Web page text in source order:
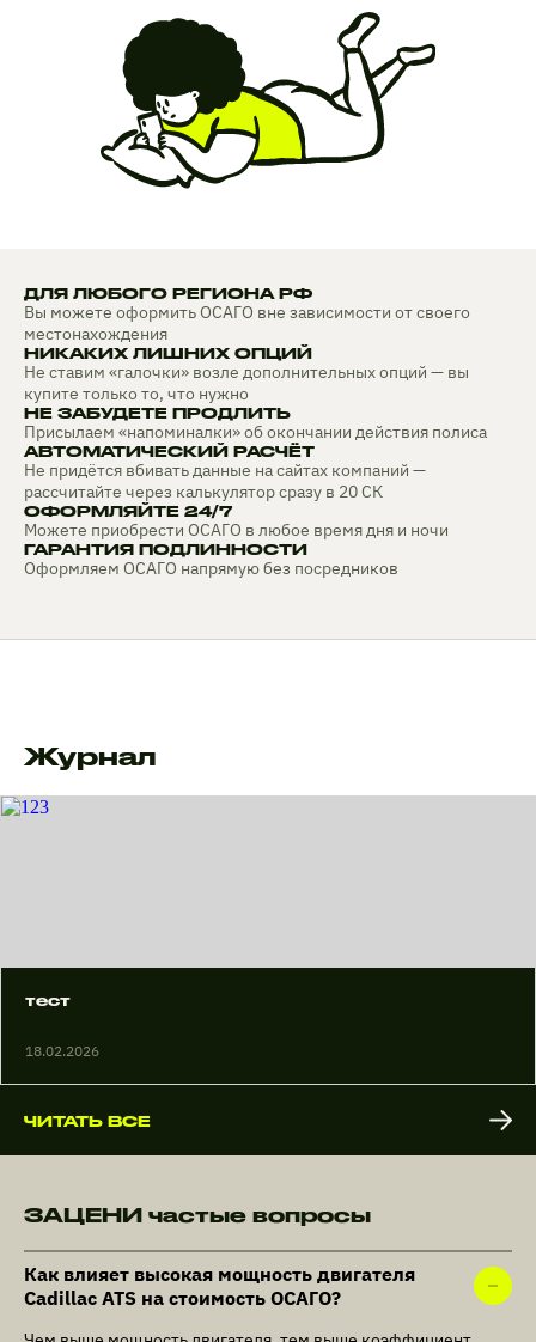
ДЛЯ ЛЮБОГО РЕГИОНА РФ
Вы можете оформить ОСАГО вне зависимости от своего
местонахождения
НИКАКИХ ЛИШНИХ ОПЦИЙ
Не ставим «галочки» возле дополнительных опций — вы
купите только то, что нужно
НЕ ЗАБУДЕТЕ ПРОДЛИТЬ
Присылаем «напоминалки» об окончании действия полиса
АВТОМАТИЧЕСКИЙ РАСЧЁТ
Не придётся вбивать данные на сайтах компаний —
рассчитайте через калькулятор сразу в 20 СК
ОФОРМЛЯЙТЕ 24/7
Можете приобрести ОСАГО в любое время дня и ночи
ГАРАНТИЯ ПОДЛИННОСТИ
Оформляем ОСАГО напрямую без посредников
Журнал
тест
18.02.2026
ЧИТАТЬ ВСЕ
ЗАЦЕНИ частые вопросы
Как влияет высокая мощность двигателя
Cadillac ATS на стоимость ОСАГО?